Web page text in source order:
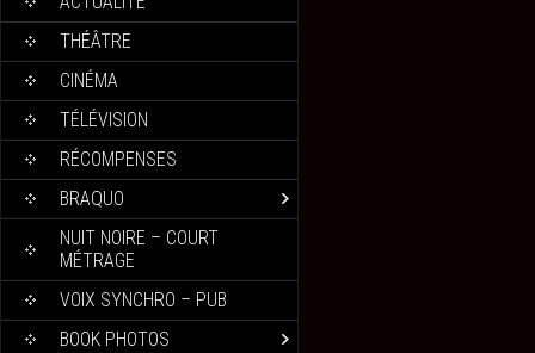
THÉÂTRE
CINÉMA
TÉLÉVISION
RÉCOMPENSES
BRAQUO
NUIT NOIRE – COURT
MÉTRAGE
VOIX SYNCHRO – PUB
BOOK PHOTOS